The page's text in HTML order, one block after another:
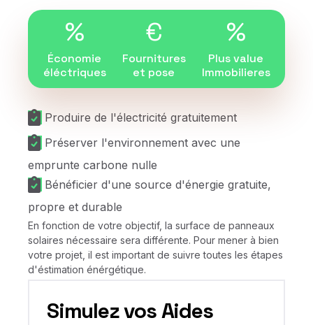
%
Économie
éléctriques
€
Fournitures
et pose
%
Plus value
Immobilieres
Produire de l'électricité gratuitement
Préserver l'environnement avec une
emprunte carbone nulle
Bénéficier d'une source d'énergie gratuite,
propre et durable
En fonction de votre objectif, la surface de panneaux
solaires nécessaire sera différente. Pour mener à bien
votre projet, il est important de suivre toutes les étapes
d'éstimation énérgétique.
Simulez vos Aides